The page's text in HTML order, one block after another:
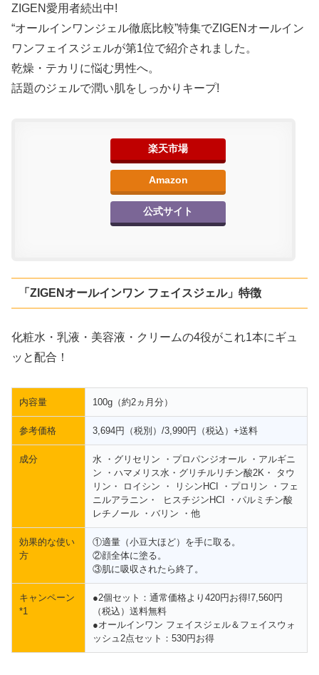
ZIGEN愛用者続出中!
“オールインワンジェル徹底比較”特集でZIGENオールイン
ワンフェイスジェルが第1位で紹介されました。
乾燥・テカリに悩む男性へ。
話題のジェルで潤い肌をしっかりキープ!
楽天市場
Amazon
公式サイト
「ZIGENオールインワン フェイスジェル」特徴
化粧水・乳液・美容液・クリームの4役がこれ1本にギュ
ッと配合！
内容量 100g（約2ヵ月分）
参考価格 3,694円（税別）/3,990円（税込）+送料
成分
水 ・グリセリン ・プロパンジオール ・アルギニ
ン ・ハマメリス水・グリチルリチン酸2K・ タウ
リン・ ロイシン ・ リシンHCI ・プロリン ・フェ
ニルアラニン・ ヒスチジンHCI ・パルミチン酸
レチノール ・バリン ・他
効果的な使い
方
①適量（小豆大ほど）を手に取る。
②顔全体に塗る。
③肌に吸収されたら終了。
キャンペーン
*1
●2個セット：通常価格より420円お得!7,560円
（税込）送料無料
●オールインワン フェイスジェル＆フェイスウォ
ッシュ2点セット：530円お得